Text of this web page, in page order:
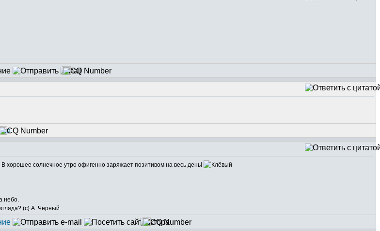
солнечное утро офигенно заряжает позитивом на весь день!
небо.
(с) А. Чёрный